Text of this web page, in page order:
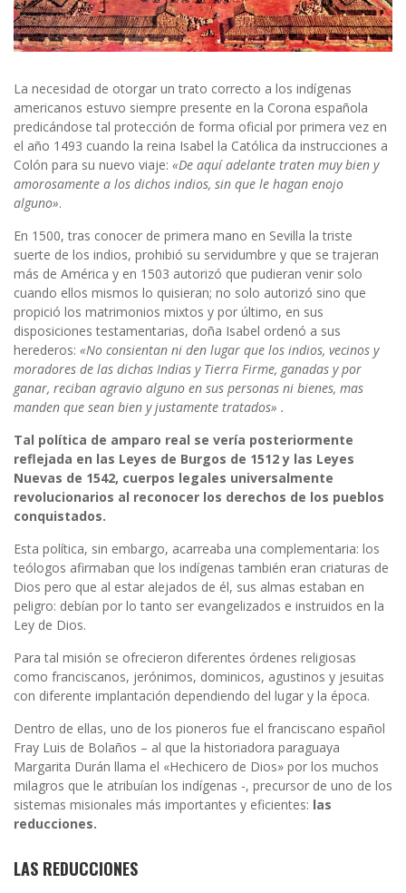
La necesidad de otorgar un trato correcto a los indígenas
americanos estuvo siempre presente en la Corona española
predicándose tal protección de forma oficial por primera vez en
el año 1493 cuando la reina Isabel la Católica da instrucciones a
Colón para su nuevo viaje: «De aquí adelante traten muy bien y
amorosamente a los dichos indios, sin que le hagan enojo
alguno».
En 1500, tras conocer de primera mano en Sevilla la triste
suerte de los indios, prohibió su servidumbre y que se trajeran
más de América y en 1503 autorizó que pudieran venir solo
cuando ellos mismos lo quisieran; no solo autorizó sino que
propició los matrimonios mixtos y por último, en sus
disposiciones testamentarias, doña Isabel ordenó a sus
herederos: «No consientan ni den lugar que los indios, vecinos y
moradores de las dichas Indias y Tierra Firme, ganadas y por
ganar, reciban agravio alguno en sus personas ni bienes, mas
manden que sean bien y justamente tratados» .
Tal política de amparo real se vería posteriormente
reflejada en las Leyes de Burgos de 1512 y las Leyes
Nuevas de 1542, cuerpos legales universalmente
revolucionarios al reconocer los derechos de los pueblos
conquistados.
Esta política, sin embargo, acarreaba una complementaria: los
teólogos afirmaban que los indígenas también eran criaturas de
Dios pero que al estar alejados de él, sus almas estaban en
peligro: debían por lo tanto ser evangelizados e instruidos en la
Ley de Dios.
Para tal misión se ofrecieron diferentes órdenes religiosas
como franciscanos, jerónimos, dominicos, agustinos y jesuitas
con diferente implantación dependiendo del lugar y la época.
Dentro de ellas, uno de los pioneros fue el franciscano español
Fray Luis de Bolaños – al que la historiadora paraguaya
Margarita Durán llama el «Hechicero de Dios» por los muchos
milagros que le atribuían los indígenas -, precursor de uno de los
sistemas misionales más importantes y eficientes: las
reducciones.
LAS REDUCCIONES